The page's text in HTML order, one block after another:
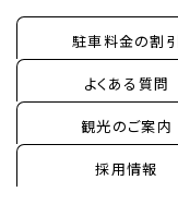
駐車料金の割引
よくある質問
観光のご案内
採用情報